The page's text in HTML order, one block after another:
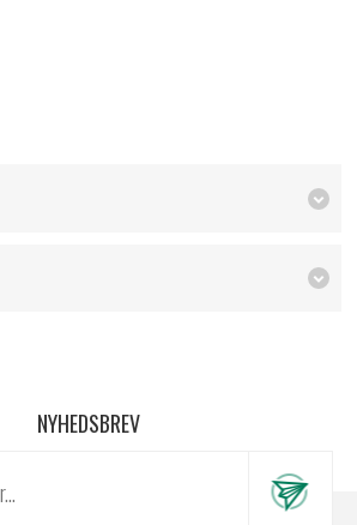
NYHEDSBREV